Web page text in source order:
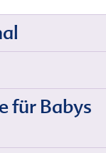
für Babys